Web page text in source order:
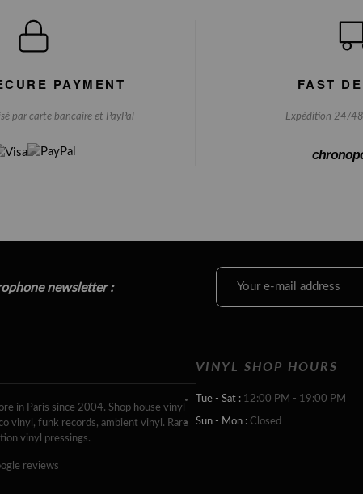
PAYMENT
par carte bancaire et PayPal
FAST
Expédition 24/
newsletter :
in Paris since 2004. Shop house vinyl
vinyl, funk records, ambient vinyl. Rare
vinyl pressings.
reviews
VINYL SHOP HOURS
Tue - Sat : 12:00 PM - 19:00 PM
Sun - Mon : Closed